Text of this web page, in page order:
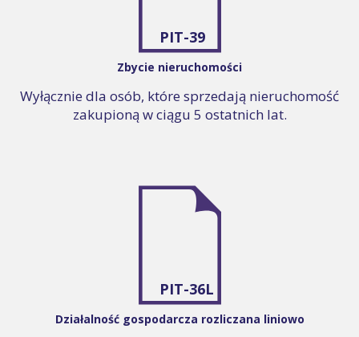
PIT-39
Zbycie nieruchomości
Wyłącznie dla osób, które sprzedają nieruchomość
zakupioną w ciągu 5 ostatnich lat.
PIT-36L
Działalność gospodarcza rozliczana liniowo